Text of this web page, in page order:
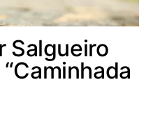
Salgueiro